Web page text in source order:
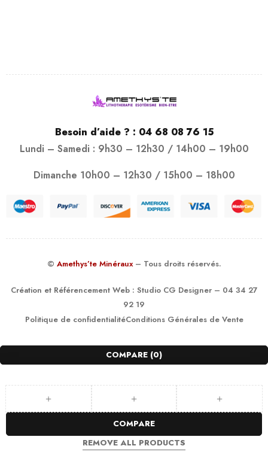
Besoin d’aide ? : 04 68 08 76 15
Lundi – Samedi : 9h30 – 12h30 / 14h00 – 19h00
Dimanche 10h00 – 12h30 / 15h00 – 18h00
© Amethys’te Minéraux – Tous droits réservés.
Création et Référencement Web : Studio CG Designer– 04 34 27
92 19
Politique de confidentialitéConditions Générales de Vente
COMPARE (0)
COMPARE
REMOVE ALL PRODUCTS